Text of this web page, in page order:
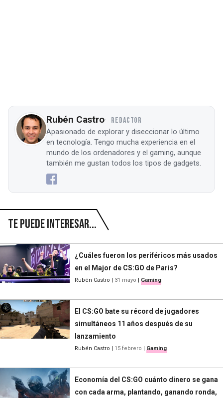
Rubén Castro REDACTOR
Apasionado de explorar y diseccionar lo último
en tecnología. Tengo mucha experiencia en el
mundo de los ordenadores y el gaming, aunque
también me gustan todos los tipos de gadgets.
Te puede interesar...
¿Cuáles fueron los periféricos más usados
en el Major de CS:GO de Paris?
Rubén Castro | 31 mayo | Gaming
El CS:GO bate su récord de jugadores
simultáneos 11 años después de su
lanzamiento
Rubén Castro | 15 febrero | Gaming
Economía del CS:GO cuánto dinero se gana
con cada arma, plantando, ganando ronda,